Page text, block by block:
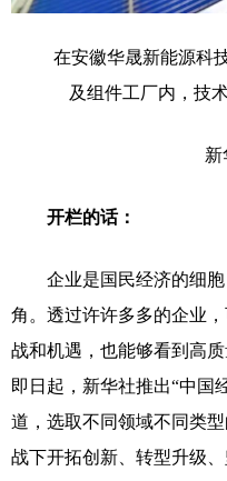
在安徽华晟新能源科技
及组件工厂内，技
新
开栏的话：
企业是国民经济的细
角。透过许许多多的企业
战和机遇，也能够看到高
即日起，新华社推出“中国
道，选取不同领域不同类
战下开拓创新、转型升级